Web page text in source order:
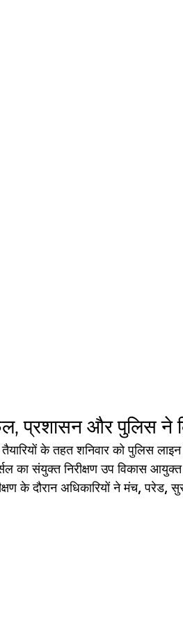
प्रशासन और पुलिस ने
के तहत शनिवार को पुलिस
का संयुक्त निरीक्षण उप विकास
के दौरान अधिकारियों ने मंच, परेड,